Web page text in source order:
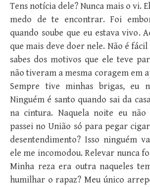
Tens notícia dele? Nunca mais o vi.
medo de te encontrar. Foi
quando soube que eu estava vivo.
que mais deve doer nele. Não é
sabes dos motivos que ele teve
não tiveram a mesma coragem em
Sempre tive minhas brigas, eu
Ninguém é santo quando sai da
na cintura. Naquela noite eu não
passei no União só para pegar
desentendimento? Isso ninguém
ele me incomodou. Relevar nunca
Minha reza era outra naqueles
humilhar o rapaz? Meu único